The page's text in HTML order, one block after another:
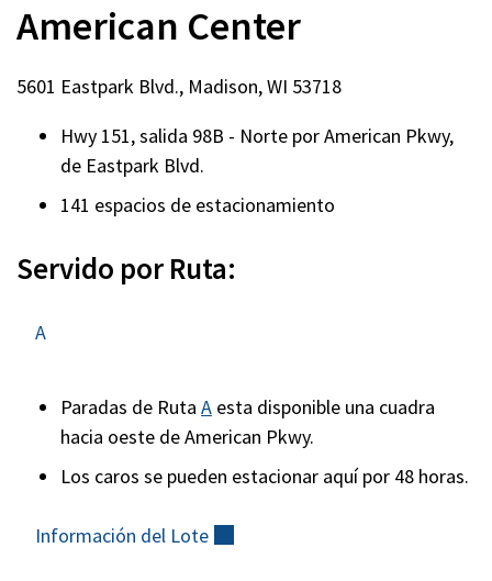
American Center
5601 Eastpark Blvd., Madison, WI 53718
Hwy 151, salida 98B - Norte por American Pkwy,
de Eastpark Blvd.
141 espacios de estacionamiento
Servido por Ruta:
A
Paradas de Ruta A esta disponible una cuadra
hacia oeste de American Pkwy.
Los caros se pueden estacionar aquí por 48 horas.
Información del Lote